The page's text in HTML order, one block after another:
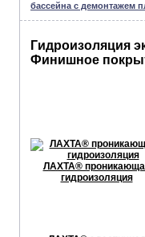
бассейна с демонтажем
Гидроизоляция
Финишное
ЛАХТА®
гидроизоляция